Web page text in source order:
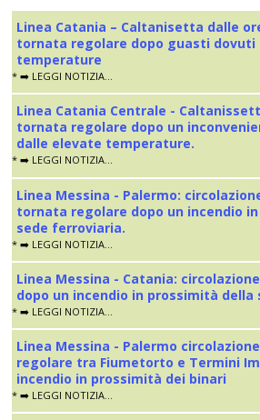
Linea Catania – Caltanisetta dalle
tornata regolare dopo guasti dovuti
temperature
* ➡️ LEGGI NOTIZIA...
Linea Catania Centrale -
tornata regolare dopo un
dalle elevate temperature.
* ➡️ LEGGI NOTIZIA...
Linea Messina - Palermo:
tornata regolare dopo un incendio
sede ferroviaria.
* ➡️ LEGGI NOTIZIA...
Linea Messina - Catania:
dopo un incendio in prossimità della
* ➡️ LEGGI NOTIZIA...
Linea Messina - Palermo
regolare tra Fiumetorto e Termini
incendio in prossimità dei binari
* ➡️ LEGGI NOTIZIA...